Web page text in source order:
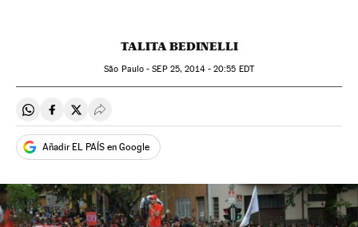
TALITA BEDINELLI
São Paulo -SEP25, 2014 - 20:55 EDT
Compartir en Whatsapp
Compartir en Facebook
Compartir en Twitter
Desplegar Redes Sociales
Añadir EL PAÍS en Google